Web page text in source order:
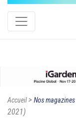
Accueil> Nos magazines
2021)